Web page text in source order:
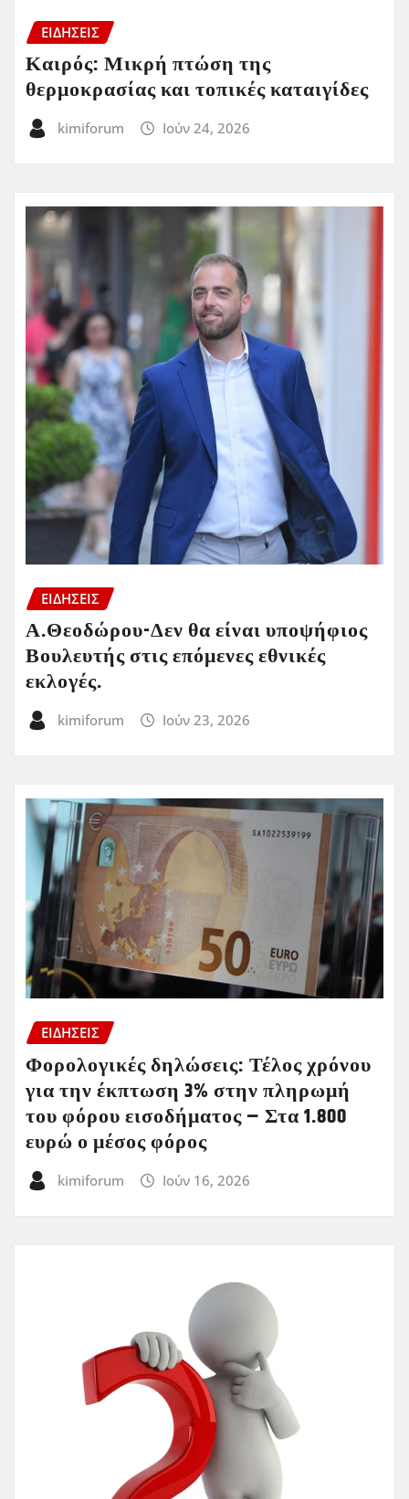
ΕΙΔΗΣΕΙΣ
Καιρός: Μικρή πτώση της
θερμοκρασίας και τοπικές καταιγίδες
kimiforum Ιούν 24, 2026
ΕΙΔΗΣΕΙΣ
Α.Θεοδώρου-Δεν θα είναι υποψήφιος
Βουλευτής στις επόμενες εθνικές
εκλογές.
kimiforum Ιούν 23, 2026
ΕΙΔΗΣΕΙΣ
Φορολογικές δηλώσεις: Τέλος χρόνου
για την έκπτωση 3% στην πληρωμή
του φόρου εισοδήματος – Στα 1.800
ευρώ ο μέσος φόρος
kimiforum Ιούν 16, 2026